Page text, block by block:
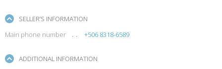
SELLER’S INFORMATION
Main phone number
+506 8318-6589
ADDITIONAL INFORMATION